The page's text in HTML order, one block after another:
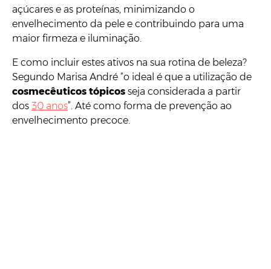
açúcares e as proteínas, minimizando o
envelhecimento da pele e contribuindo para uma
maior firmeza e iluminação.
E como incluir estes ativos na sua rotina de beleza?
Segundo Marisa André “o ideal é que a utilização de
cosmecêuticos tópicos seja considerada a partir
dos 30 anos”. Até como forma de prevenção ao
envelhecimento precoce.